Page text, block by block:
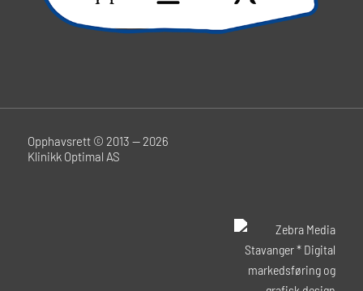
Opphavsrett © 2013 — 2026
Klinikk Optimal AS